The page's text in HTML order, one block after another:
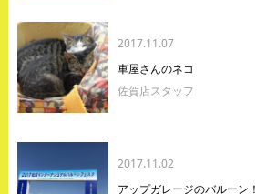
2017.11.07
車屋さんのネコ
佐賀店スタッフ
2017.11.02
アップガレージのバルーン！